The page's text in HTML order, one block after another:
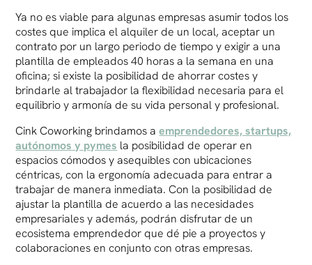
Ya no es viable para algunas empresas asumir todos los
costes que implica el alquiler de un local, aceptar un
contrato por un largo periodo de tiempo y exigir a una
plantilla de empleados 40 horas a la semana en una
oficina; si existe la posibilidad de ahorrar costes y
brindarle al trabajador la flexibilidad necesaria para el
equilibrio y armonía de su vida personal y profesional.
Cink Coworking brindamos aemprendedores, startups,
autónomos y pymes la posibilidad de operar en
espacios cómodos y asequibles con ubicaciones
céntricas, con la ergonomía adecuada para entrar a
trabajar de manera inmediata. Con la posibilidad de
ajustar la plantilla de acuerdo a las necesidades
empresariales y además, podrán disfrutar de un
ecosistema emprendedor que dé pie a proyectos y
colaboraciones en conjunto con otras empresas.